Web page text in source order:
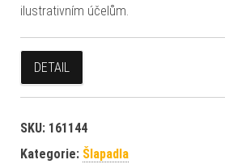
ilustrativním účelům.
DETAIL
SKU: 161144
Kategorie: Šlapadla